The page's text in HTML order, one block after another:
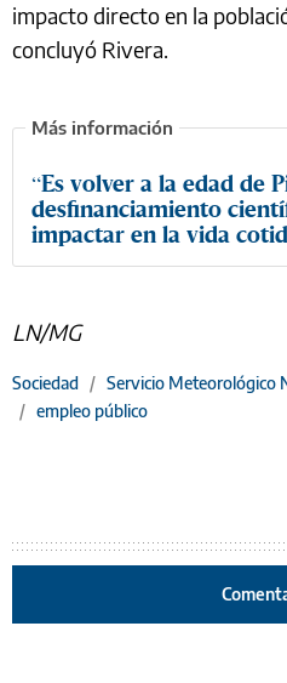
impacto directo en la
concluyó Rivera.
“Es volver a la edad de
desfinanciamiento
impactar en la vida
LN/MG
Sociedad / Servicio Meteorológico
/ empleo público